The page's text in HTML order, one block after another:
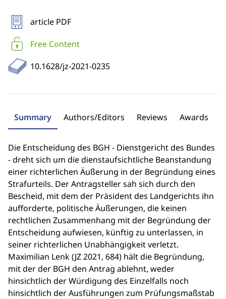
article PDF
Free Content
10.1628/jz-2021-0235
Summary Authors/Editors Reviews Awards
Die Entscheidung des BGH - Dienstgericht des Bundes
- dreht sich um die dienstaufsichtliche Beanstandung
einer richterlichen Äußerung in der Begründung eines
Strafurteils. Der Antragsteller sah sich durch den
Bescheid, mit dem der Präsident des Landgerichts ihn
aufforderte, politische Äußerungen, die keinen
rechtlichen Zusammenhang mit der Begründung der
Entscheidung aufwiesen, künftig zu unterlassen, in
seiner richterlichen Unabhängigkeit verletzt.
Maximilian Lenk (JZ 2021, 684) hält die Begründung,
mit der der BGH den Antrag ablehnt, weder
hinsichtlich der Würdigung des Einzelfalls noch
hinsichtlich der Ausführungen zum Prüfungsmaßstab